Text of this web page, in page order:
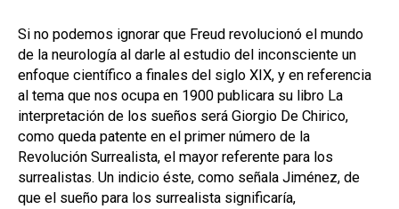
Si no podemos ignorar que Freud revolucionó el mundo
de la neurología al darle al estudio del inconsciente un
enfoque científico a finales del siglo XIX, y en referencia
al tema que nos ocupa en 1900 publicara su libro La
interpretación de los sueños será Giorgio De Chirico,
como queda patente en el primer número de la
Revolución Surrealista, el mayor referente para los
surrealistas. Un indicio éste, como señala Jiménez, de
que el sueño para los surrealista significaría,